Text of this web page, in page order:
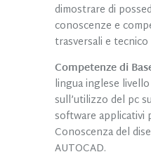
dimostrare di
conoscenze e
trasversali e
Competenze di
lingua inglese
sull’utilizzo del pc
software applicativi
Conoscenza del
AUTOCAD.